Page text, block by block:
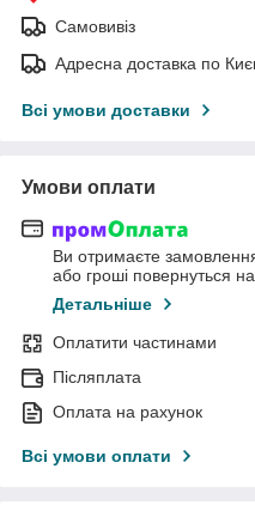
Самовивіз
Адресна доставка по
Всі умови доставки
Умови оплати
Ви отримаєте
або гроші повернуться
Детальніше
Оплатити частинами
Післяплата
Оплата на рахунок
Всі умови оплати